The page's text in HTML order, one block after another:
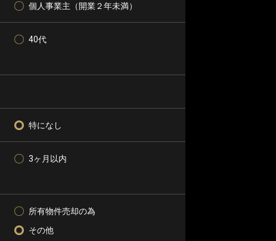
個人事業主（開業２年未満）
40代
特になし
3ヶ月以内
所有物件売却の為
その他